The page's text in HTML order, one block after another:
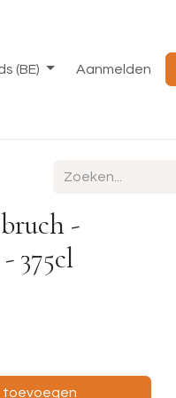
(BE) Aanmelden
-
375cl
toevoegen